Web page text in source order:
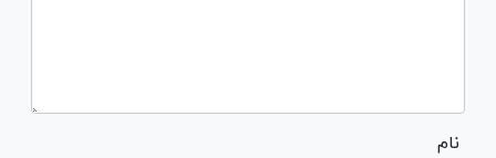
نام